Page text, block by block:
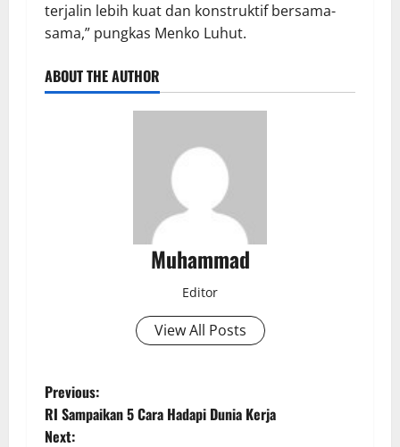
terjalin lebih kuat dan konstruktif bersama-
sama,” pungkas Menko Luhut.
ABOUT THE AUTHOR
Muhammad
Editor
View All Posts
Previous:
RI Sampaikan 5 Cara Hadapi Dunia Kerja
Next: